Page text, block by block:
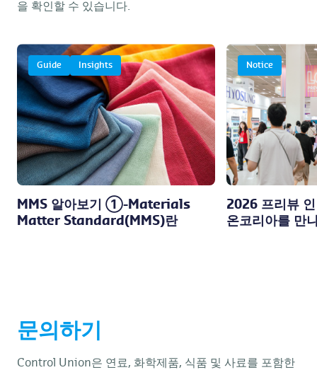
을 확인할 수 있습니다.
Guide Insights
MMS 알아보기 ①-Materials
Matter Standard(MMS)란
Notice
2026 프리뷰
온코리아를 만
문의하기
Control Union은 연료, 화학제품, 식품 및 사료를 포함한